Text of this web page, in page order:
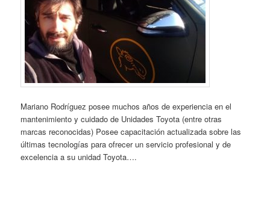
Mariano Rodríguez posee muchos años de experiencia en el
mantenimiento y cuidado de Unidades Toyota (entre otras
marcas reconocidas) Posee capacitación actualizada sobre las
últimas tecnologías para ofrecer un servicio profesional y de
excelencia a su unidad Toyota….